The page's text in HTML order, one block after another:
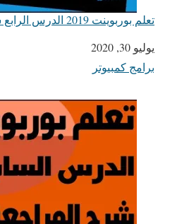
تعلم بوربوينت 2019 الدرس الرابع شرح الإنتقالات Transitions
التاريخ
يوليو 30, 2020
في ما يتعلق بما يأتي
برامج كمبيوتر